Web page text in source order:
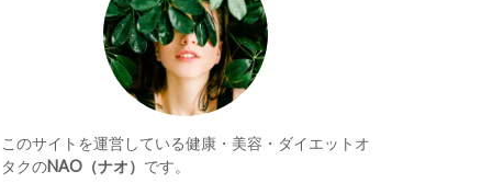
このサイトを運営している健康・美容・ダイエットオ
タクのNAO（ナオ） です。